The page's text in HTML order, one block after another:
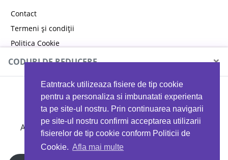
Eatntrack utilizeaza fisiere de tip cookie
pentru a personaliza si imbunatati experienta
ta pe site-ul nostru. Prin continuarea navigarii
pe site-ul nostru confirmi acceptarea utilizarii
fisierelor de tip cookie conform Politicii de
Cookie. Afla mai multe
Contact
Termeni și condiții
Politica Cookie
Politica de confidențialitate
CODURI DE REDUCERE ×
MYPROTEIN
Ai 40%reducere la orice comandă folosind codul
EATTRACK